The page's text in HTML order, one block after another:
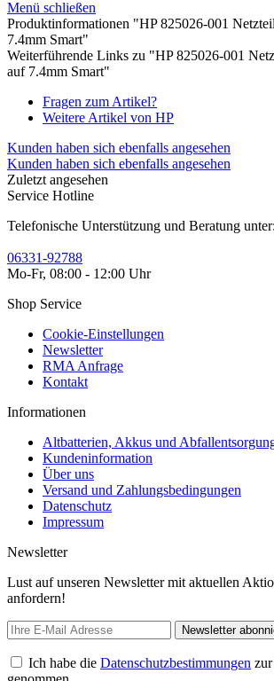
Menü schließen
Produktinformationen "HP 825026-001
7.4mm Smart"
Weiterführende Links zu "HP 825026-001
auf 7.4mm Smart"
Fragen zum Artikel?
Weitere Artikel von HP
Kunden haben sich ebenfalls angesehen
Kunden haben sich ebenfalls angesehen
Zuletzt angesehen
Service Hotline
Telefonische Unterstützung und Beratung unter:
06331-92788
Mo-Fr, 08:00 - 12:00 Uhr
Shop Service
Cookie-Einstellungen
Newsletter
RMA Anfrage
Kontakt
Informationen
Altbatterien, Akkus und
Kundeninformation
Über uns
Versand und Zahlungsbedingungen
Datenschutz
Impressum
Newsletter
Lust auf unseren Newsletter mit aktuellen
anfordern!
Newsletter
Ich habe die Datenschutzbestimmungen